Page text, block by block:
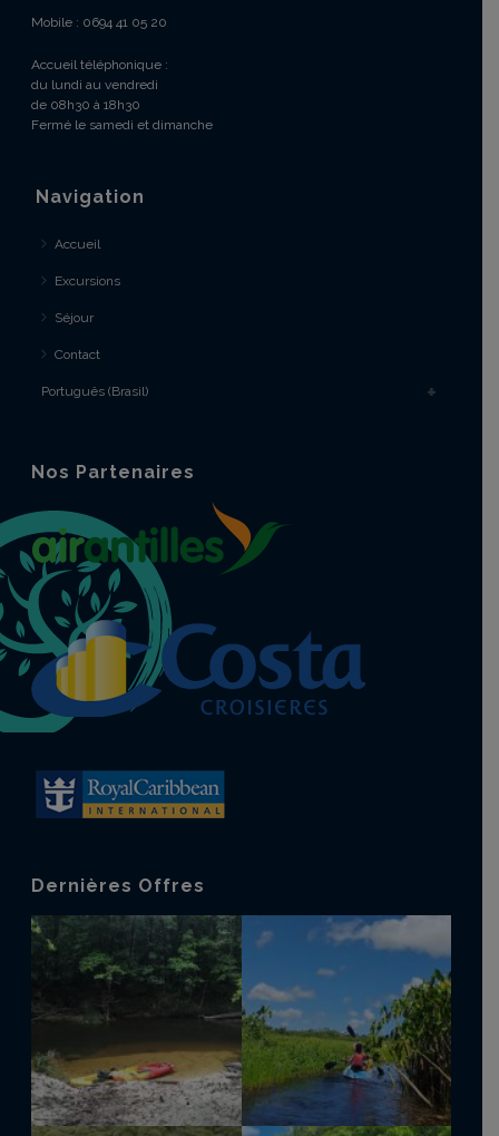
Mobile : 0694 41 05 20
Accueil téléphonique :
du lundi au vendredi
de 08h30 à 18h30
Fermé le samedi et dimanche
Navigation
Accueil
Excursions
Séjour
Contact
Português (Brasil)
Nos Partenaires
Dernières Offres